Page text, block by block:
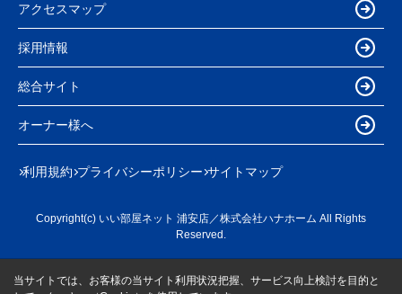
アクセスマップ
採用情報
総合サイト
オーナー様へ
利用規約 プライバシーポリシー サイトマップ
Copyright(c) いい部屋ネット 浦安店／株式会社ハナホーム All Rights
Reserved.
当サイトでは、お客様の当サイト利用状況把握、サービス向上検討を目的と